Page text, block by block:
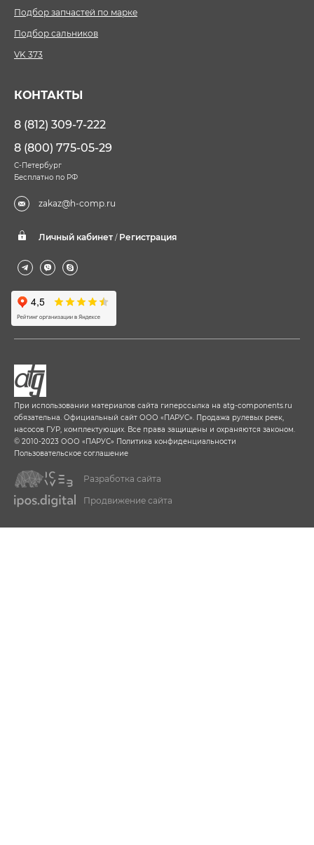
Подбор запчастей по марке
Подбор сальников
VK 373
КОНТАКТЫ
8 (812) 309-7-222
8 (800) 775-05-29
С-Петербург
Бесплатно по РФ
zakaz@h-comp.ru
Личный кабинет / Регистрация
При использовании материалов сайта гиперссылка на atg-components.ru
обязательна. Официальный сайт ООО «ПАРУС». Продажа рулевых реек,
насосов ГУР, комплектующих. Все права защищены и охраняются законом.
© 2010-2023 ООО «ПАРУС» Политика конфиденциальности
Пользовательское соглашение
Разработка сайта
Продвижение сайта